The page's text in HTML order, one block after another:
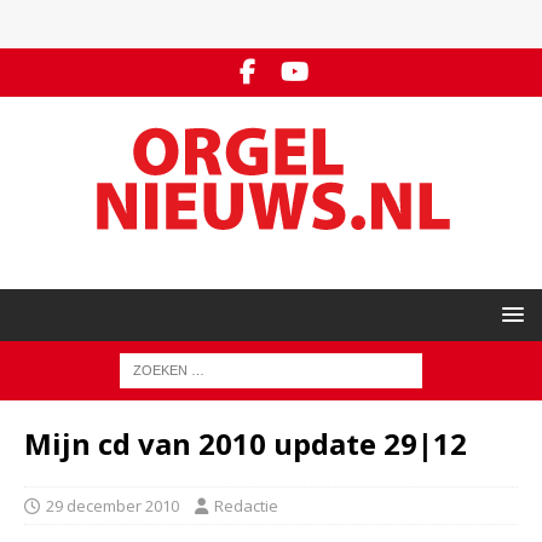
Mijn cd van 2010 update 29|12
29 december 2010 Redactie